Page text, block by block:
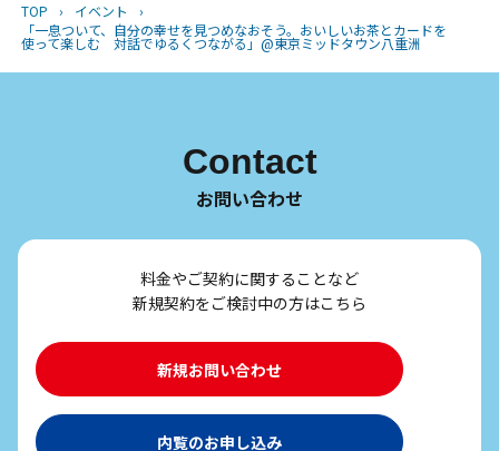
TOP › イベント
›
「一息ついて、自分の幸せを見つめなおそう。おいしいお茶とカードを
使って楽しむ 対話でゆるくつながる」@東京ミッドタウン八重洲
Contact
お問い合わせ
料金やご契約に関することなど
新規契約をご検討中の方はこちら
新規お問い合わせ
内覧のお申し込み